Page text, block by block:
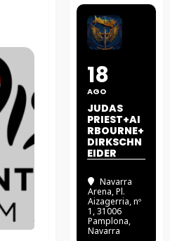
18
AGO
JUDAS
PRIEST+AI
RBOURNE+
DIRKSCHN
EIDER
Navarra
Arena, Pl.
Aizagerria, nº
1, 31006
Pamplona,
Navarra